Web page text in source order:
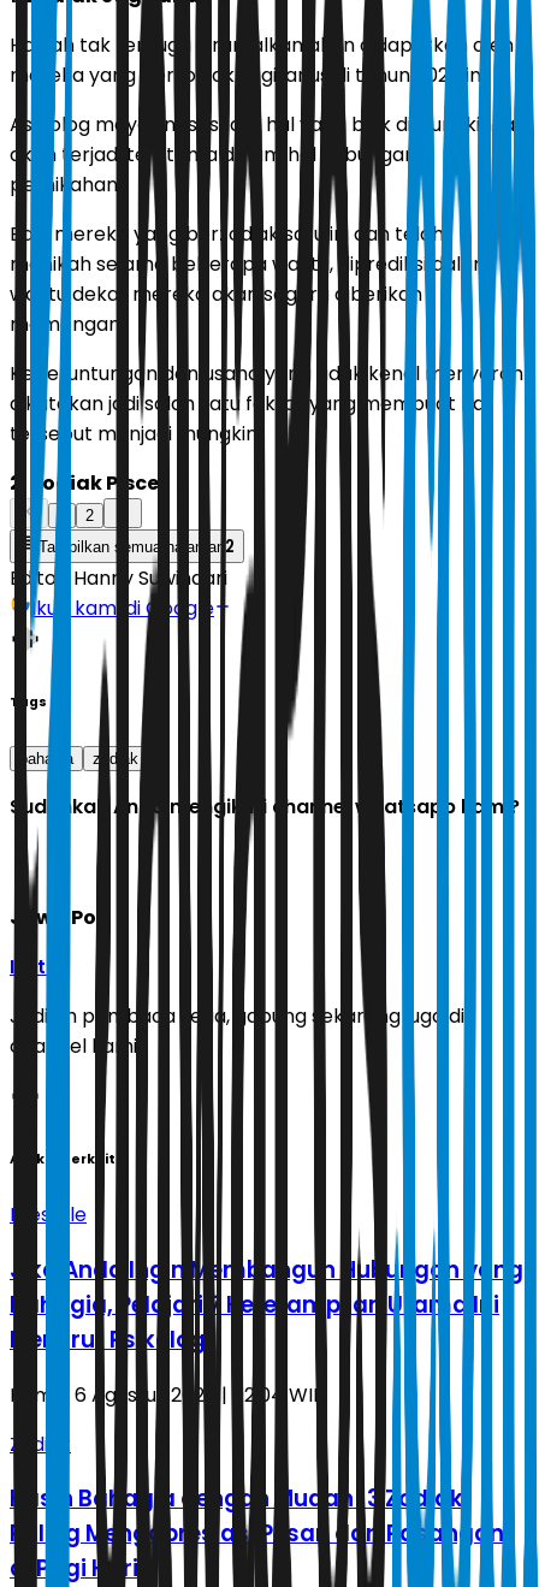
Hadiah tak terduga diramalkan akan didapatkan oleh
mereka yang berzodiak sagitarius di tahun 2026 ini.
Astrolog meyakini, sesuatu hal yang baik dimungkinkan
akan terjadi terutama dalam hal hubungan
pernikahan.
Bagi mereka yang berzodiak satu ini dan telah
menikah selama beberapa waktu, diprediksi dalam
waktu dekat mereka akan segera diberikan
momongan.
Keberuntungan dan usaha yang tidak kenal menyerah
dikatakan jadi salah satu faktor yang membuat hal
tersebut menjadi mungkin.
2. Zodiak Pisces
2
Tampilkan semua halaman 2
Editor: Hanny Suwindari
Ikuti kami di Google
Tags
bahagia zodiak
Sudahkah Anda mengikuti channel whatsapp kami?
Jawa Pos
Ikuti
Jadilah pembaca setia, gabung sekarang juga di
channel kami!
Artikel Terkait
Lifestyle
Jika Anda Ingin Membangun Hubungan yang
Bahagia, Pelajari 7 Keterampilan Utama Ini
Menurut Psikologi
Kamis, 6 Agustus 2026 | 02.04 WIB
Zodiak
Kasih Bahagia dengan Mudah! 3 Zodiak
Paling Mengapresiasi Pesan dari Pasangan
di Pagi Hari